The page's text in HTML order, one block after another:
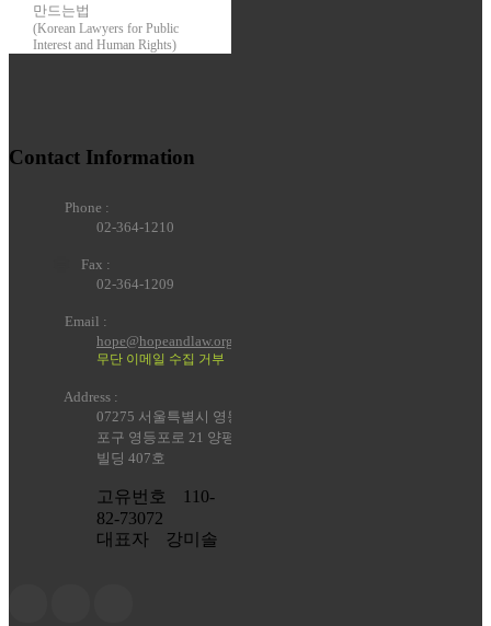
만드는법
(Korean Lawyers for Public
Interest and Human Rights)
Contact Information
Phone :
02-364-1210
Fax :
02-364-1209
Email :
hope@hopeandlaw.org
무단 이메일 수집 거부
Address :
07275 서울특별시 영등
포구 영등포로 21 양평
빌딩 407호
고유번호
110-
82-73072
대표자
강미솔